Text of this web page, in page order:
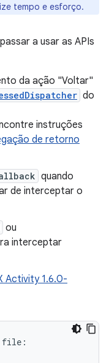
tempo e esforço.
a usar as APIs
da ação "Voltar"
do
instruções
de retorno
quando
de interceptar o
ou
interceptar
Activity 1.6.0-
file: